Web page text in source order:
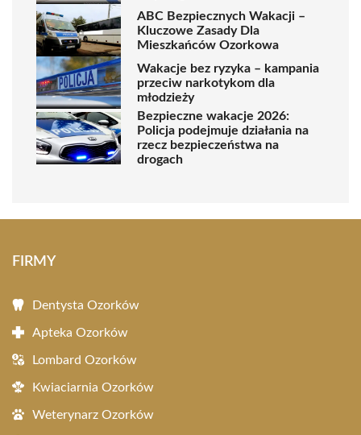
ABC Bezpiecznych Wakacji –
Kluczowe Zasady Dla
Mieszkańców Ozorkowa
Wakacje bez ryzyka – kampania
przeciw narkotykom dla
młodzieży
Bezpieczne wakacje 2026:
Policja podejmuje działania na
rzecz bezpieczeństwa na
drogach
FIRMY
Dentysta Ozorków
Apteka Ozorków
Lombard Ozorków
Kwiaciarnia Ozorków
Weterynarz Ozorków